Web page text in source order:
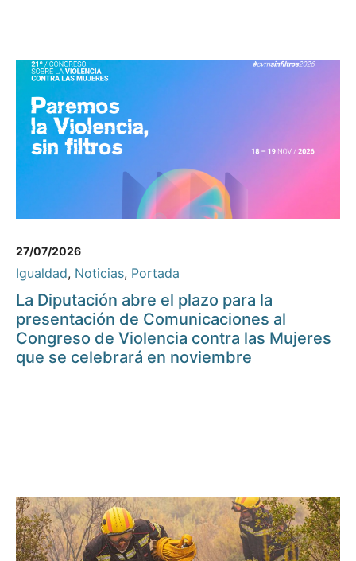
27/07/2026
Igualdad, Noticias, Portada
La Diputación abre el plazo para la
presentación de Comunicaciones al
Congreso de Violencia contra las Mujeres
que se celebrará en noviembre